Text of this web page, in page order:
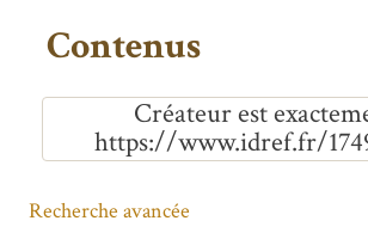
Contenus
Créateur est
https://www.idref.fr/
Recherche avancée